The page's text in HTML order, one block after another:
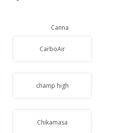
Canna
CarboAir
champ high
Chikamasa